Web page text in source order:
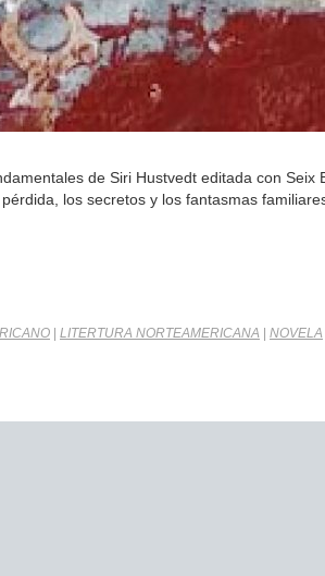
de Siri Hustvedt editada con
los secretos y los fantasmas
LITERTURA NORTEAMERICANA NOVELA